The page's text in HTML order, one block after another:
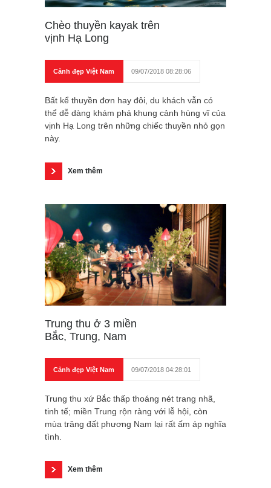
Chèo thuyền kayak trên
vịnh Hạ Long
Cảnh đẹp Việt Nam 09/07/2018 08:28:06
Bất kể thuyền đơn hay đôi, du khách vẫn có
thể dễ dàng khám phá khung cảnh hùng vĩ của
vịnh Hạ Long trên những chiếc thuyền nhỏ gọn
này.
Xem thêm
Trung thu ở 3 miền
Bắc, Trung, Nam
Cảnh đẹp Việt Nam 09/07/2018 04:28:01
Trung thu xứ Bắc thấp thoáng nét trang nhã,
tinh tế; miền Trung rộn ràng với lễ hội, còn
mùa trăng đất phương Nam lại rất ấm áp nghĩa
tình.
Xem thêm